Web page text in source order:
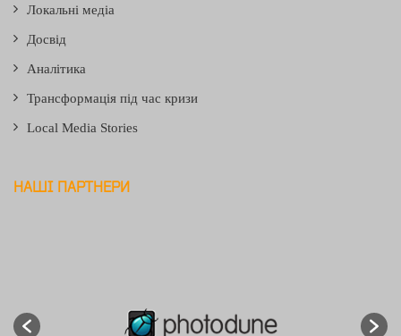
Локальні медіа
Досвід
Аналітика
Трансформація під час кризи
Local Media Stories
НАШІ ПАРТНЕРИ